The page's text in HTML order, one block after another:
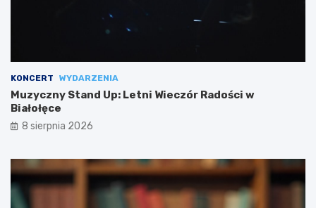
KONCERT WYDARZENIA
Muzyczny Stand Up: Letni Wieczór Radości w
Białołęce
8 sierpnia 2026